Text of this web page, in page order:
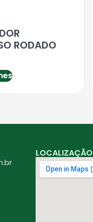
RODADO
LOCALIZAÇÃO